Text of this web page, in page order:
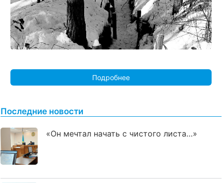
Подробнее
Последние новости
«Он мечтал начать с чистого листа…»